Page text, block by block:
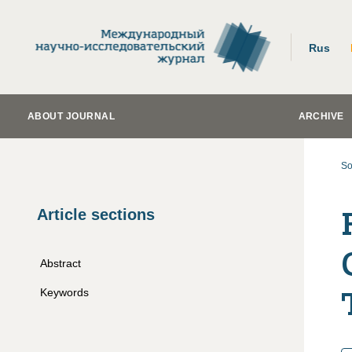
Rus
ABOUT JOURNAL ARCHIVE
Article sections
Abstract
Keywords